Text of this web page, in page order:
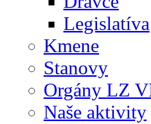
Legislatíva
Kmene
Stanovy
Orgány LZ
Naše aktivity